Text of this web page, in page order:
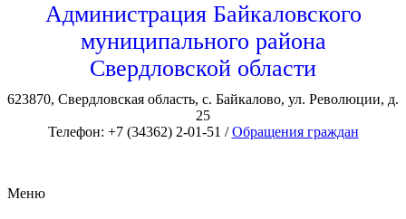
Администрация Байкаловского
муниципального района
Свердловской области
623870, Свердловская область, с. Байкалово, ул. Революции, д.
25
Телефон: +7 (34362) 2-01-51 /Обращения граждан
Меню